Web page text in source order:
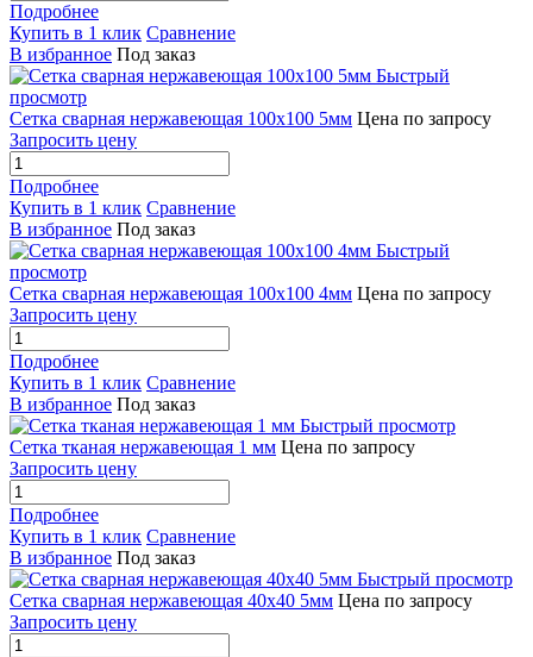
Подробнее
Купить в 1 клик Сравнение
В избранное Под заказ
Быстрый
просмотр
Сетка сварная нержавеющая 100х100 5мм Цена по запросу
Запросить цену
Подробнее
Купить в 1 клик Сравнение
В избранное Под заказ
Быстрый
просмотр
Сетка сварная нержавеющая 100х100 4мм Цена по запросу
Запросить цену
Подробнее
Купить в 1 клик Сравнение
В избранное Под заказ
Быстрый просмотр
Сетка тканая нержавеющая 1 мм Цена по запросу
Запросить цену
Подробнее
Купить в 1 клик Сравнение
В избранное Под заказ
Быстрый просмотр
Сетка сварная нержавеющая 40х40 5мм Цена по запросу
Запросить цену